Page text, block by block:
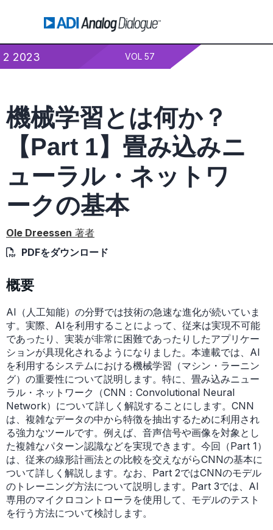
2 2023 VOL 57
機械学習とは何か？
【Part 1】畳み込みニ
ューラル・ネットワ
ークの基本
Ole Dreessen 著者
PDFをダウンロード
概要
AI（人工知能）の分野では技術の急速な進化が続いていま
す。実際、AIを利用することによって、従来は実現不可能
であったり、実装が非常に困難であったりしたアプリケー
ションが具現化されるようになりました。本連載では、AI
を利用するシステムにおける機械学習（マシン・ラーニン
グ）の重要性について説明します。特に、畳み込みニュー
ラル・ネットワーク（CNN：Convolutional Neural
Network）について詳しく解説することにします。CNN
は、複雑なデータの中から特徴を抽出するために利用され
る強力なツールです。例えば、音声信号や画像を対象とし
た複雑なパターン認識などを実現できます。今回（Part 1）
は、従来の線形計画法との比較を交えながらCNNの基本に
ついて詳しく解説します。なお、Part 2ではCNNのモデル
のトレーニング方法について説明します。Part 3では、AI
専用のマイクロコントローラを使用して、モデルのテスト
を行う方法について検討します。